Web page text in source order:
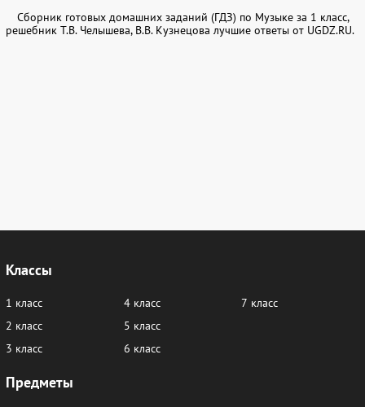
Сборник готовых домашних заданий (ГДЗ) по Музыке за 1 класс,
решебник Т.В. Челышева, В.В. Кузнецова лучшие ответы от UGDZ.RU.
Классы
1 класс
2 класс
3 класс
4 класс
5 класс
6 класс
7 класс
Предметы